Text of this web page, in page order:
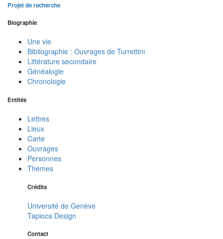
Projet de recherche
Biographie
Une vie
Bibliographie : Ouvrages de Turrettini
Littérature secondaire
Généalogie
Chronologie
Entités
Lettres
Lieux
Carte
Ouvrages
Personnes
Thèmes
Crédits
Université de Genève
Tapioca Design
Contact